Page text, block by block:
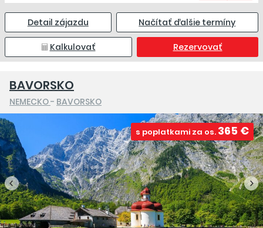
Detail zájazdu Načítať ďalšie termíny
Kalkulovať Rezervovať
BAVORSKO
NEMECKO- BAVORSKO
s poplatkami za os. 365 €